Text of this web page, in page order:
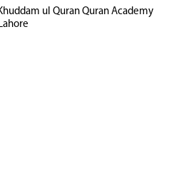
ul Quran Quran Academy